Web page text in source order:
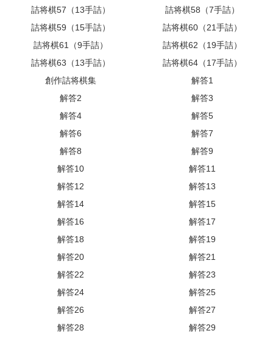
詰将棋57（13手詰）
詰将棋58（7手詰）
詰将棋59（15手詰）
詰将棋60（21手詰）
詰将棋61（9手詰）
詰将棋62（19手詰）
詰将棋63（13手詰）
詰将棋64（17手詰）
創作詰将棋集
解答1
解答2
解答3
解答4
解答5
解答6
解答7
解答8
解答9
解答10
解答11
解答12
解答13
解答14
解答15
解答16
解答17
解答18
解答19
解答20
解答21
解答22
解答23
解答24
解答25
解答26
解答27
解答28
解答29